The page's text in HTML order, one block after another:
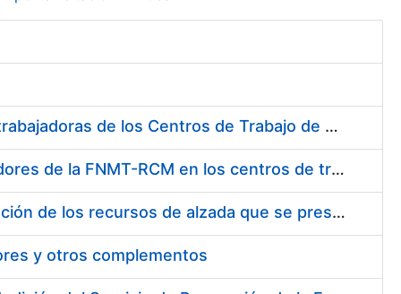
Suministro de Protectores Auditivos a medida para las personas trabajadoras de los Centros de Trabajo de Madrid y Burgos
Suministro de gafas graduadas antiproyecciones para los trabajadores de la FNMT-RCM en los centros de trabajo de Madrid y Burgos
Servicios de una empresa externa para el asesoramiento y resolución de los recursos de alzada que se presentan relacionados con procesos de selección para la FNMT-RCM
y otros complementos